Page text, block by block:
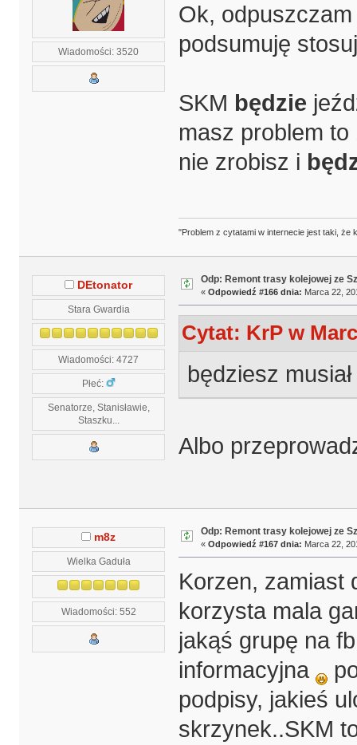
Wiadomości: 3520
Ok,
podsumuję
SKM będzie
masz problem to
nie zrobisz i
"Problem z cytatami w internecie jest taki, że
DEtonator
Stara Gwardia
Wiadomości: 4727
Płeć:
Senatorze, Stanisławie,
Staszku...
Odp: Remont trasy kolejowej ze
« Odpowiedź #166 dnia: Marca 22,
Cytat: KrP w
będziesz
Albo
m8z
Wielka Gaduła
Wiadomości: 552
Odp: Remont trasy kolejowej ze
« Odpowiedź #167 dnia: Marca 22,
Korzen, zamiast
korzysta mala
jakąś grupę na
informacyjna
podpisy, jakieś
skrzynek..SKM